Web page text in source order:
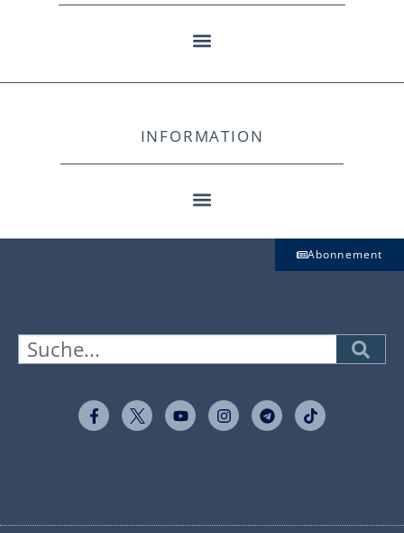
INFORMATION
Abonnement